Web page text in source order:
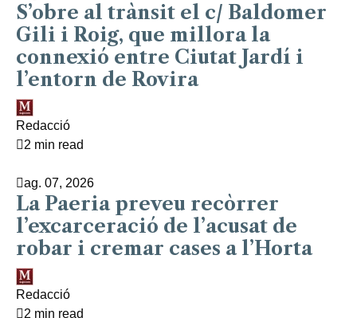
S’obre al trànsit el c/ Baldomer
Gili i Roig, que millora la
connexió entre Ciutat Jardí i
l’entorn de Rovira
Redacció
2 min read
ag. 07, 2026
La Paeria preveu recòrrer
l’excarceració de l’acusat de
robar i cremar cases a l’Horta
Redacció
2 min read